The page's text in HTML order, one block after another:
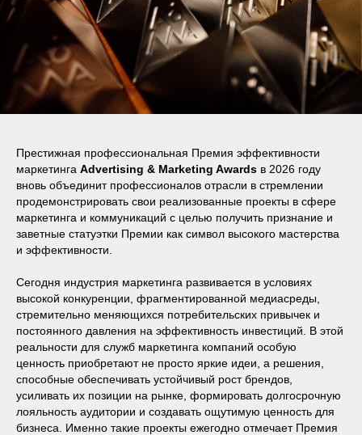
Престижная профессиональная Премия эффективности
маркетинга Advertising & Marketing Awards в 2026 году
вновь объединит профессионалов отрасли в стремлении
продемонстрировать свои реализованные проекты в сфере
маркетинга и коммуникаций с целью получить признание и
заветные статуэтки Премии как символ высокого мастерства
и эффективности.
Сегодня индустрия маркетинга развивается в условиях
высокой конкуренции, фрагментированной медиасреды,
стремительно меняющихся потребительских привычек и
постоянного давления на эффективность инвестиций. В этой
реальности для служб маркетинга компаний особую
ценность приобретают не просто яркие идеи, а решения,
способные обеспечивать устойчивый рост брендов,
усиливать их позиции на рынке, формировать долгосрочную
лояльность аудитории и создавать ощутимую ценность для
бизнеса. Именно такие проекты ежегодно отмечает Премия